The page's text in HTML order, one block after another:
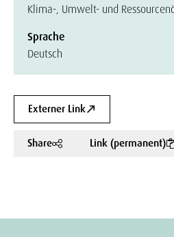
Klima-, Umwelt- und
Sprache
Deutsch
Externer Link
Share Link (permanent)